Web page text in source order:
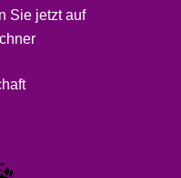
Sie jetzt auf